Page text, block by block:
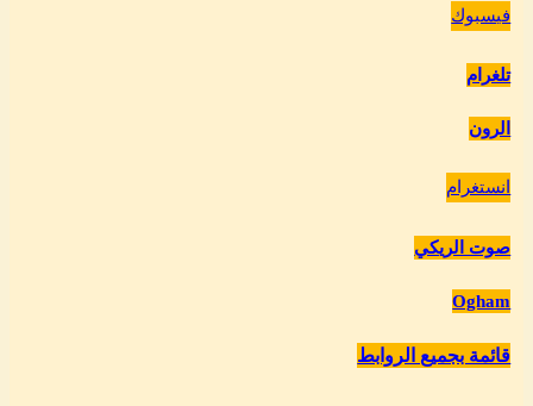
فيسبوك
تلغرام
الرون
انستغرام
صوت الريكي
Ogham
قائمة بجميع الروابط